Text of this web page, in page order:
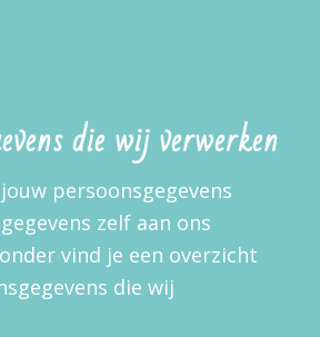
die wij verwerken
persoonsgegevens
zelf aan ons
vind je een overzicht
die wij